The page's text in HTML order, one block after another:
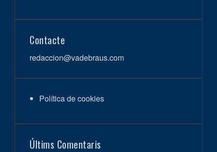
Contacte
redaccion@vadebraus.com
Política de cookies
Últims Comentaris